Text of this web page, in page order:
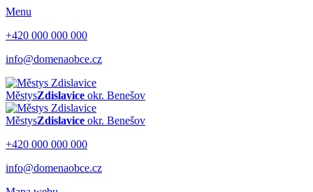
Menu
+420 000 000 000
info@domenaobce.cz
MěstysZdislavice okr. Benešov
MěstysZdislavice okr. Benešov
+420 000 000 000
info@domenaobce.cz